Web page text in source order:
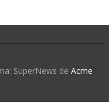
SuperNews de Acme